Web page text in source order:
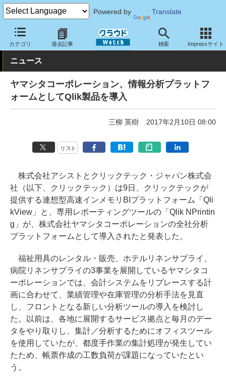
Powered by Translate
カテゴリ 過去記事 検索 Impressサイト
クラウド Watch トピック 導入事例 基幹業務
ニュース
ヤマシタコーポレーション、情報分析プラットフ
ォームとしてQlik製品を導入
三柳 英樹 2017年2月10日 08:00
リスト
株式会社アシストとクリックテック・ジャパン株式会
社（以下、クリックテック）は9日、クリックテックが
提供する連想型高速インメモリBIプラットフォーム「Qli
kView」と、専用レポーティングツールの「Qlik NPrintin
g」が、株式会社ヤマシタコーポレーションの全社分析
プラットフォームとして導入されたと発表した。
福祉用具のレンタル・販売、ホテルリネンサプライ、
病院リネンサプライの3事業を展開しているヤマシタコ
ーポレーションでは、会計システムをリプレースする計
画に合わせて、業績管理や在庫管理の分析手法を見直
し、フロントとなる新しい分析ツールの導入を検討し
た。以前は、各地に展開するサービス拠点と毎月のデー
タをやり取りし、集計／分析するためにオフィスツール
を使用していたが、都度手作業の集計処理が発生してい
たため、帳票作成の工数負荷が課題になっていたとい
う。